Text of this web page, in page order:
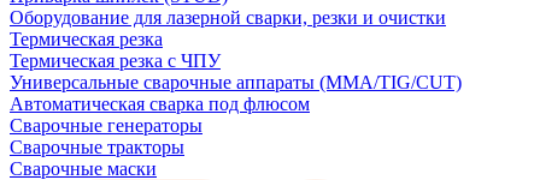
Оборудование для лазерной сварки, резки и очистки
Термическая резка
Термическая резка с ЧПУ
Универсальные сварочные аппараты (MMA/TIG/CUT)
Автоматическая сварка под флюсом
Сварочные генераторы
Сварочные тракторы
Сварочные маски